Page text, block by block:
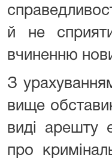
й не
вчиненню
З
вище
виді арешту
про